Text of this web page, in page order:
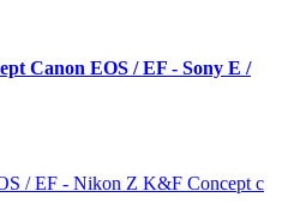
Canon EOS / EF - Sony E /